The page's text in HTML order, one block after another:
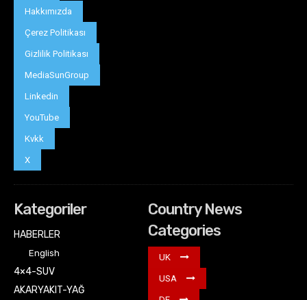
Hakkımızda
Çerez Politikası
Gizlilik Politikası
MediaSunGroup
Linkedin
YouTube
Kvkk
X
Kategoriler
HABERLER
English
4×4-SUV
AKARYAKIT-YAĞ
Country News
Categories
UK
USA